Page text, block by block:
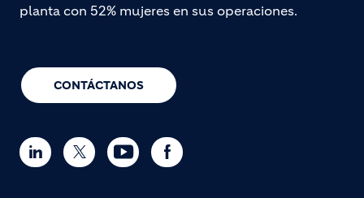
CONTÁCTANOS
planta con 52% mujeres en sus operaciones.